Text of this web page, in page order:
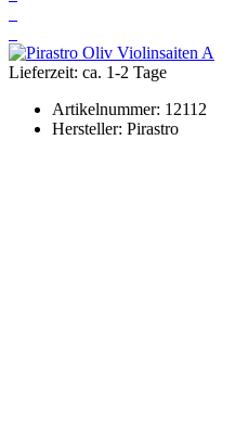
Lieferzeit: ca. 1-2 Tage
Artikelnummer: 12112
Hersteller: Pirastro